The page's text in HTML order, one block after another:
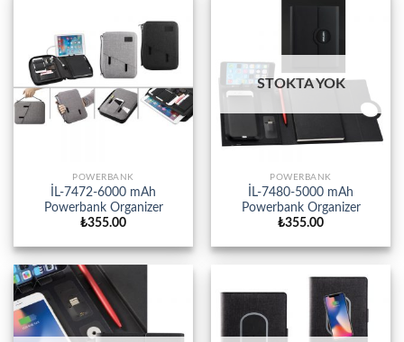
POWERBANK
İL-7472-6000 mAh
Powerbank Organizer
₺355.00
STOKTA YOK
POWERBANK
İL-7480-5000 mAh
Powerbank Organizer
₺355.00